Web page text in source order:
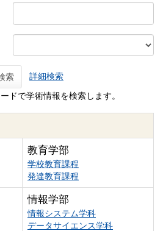
索 詳細検索
ドで学術情報を検索します。
教育学部
学校教育課程
発達教育課程
情報学部
情報システム学科
データサイエンス学科